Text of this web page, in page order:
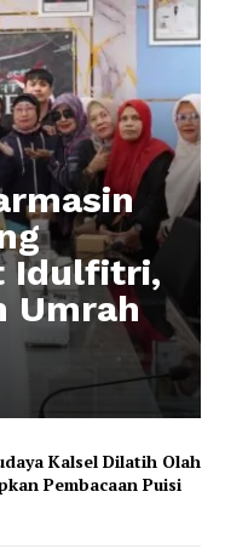
Idulfitri,
Umrah
Kalsel Dilatih Olah
Pembacaan Puisi